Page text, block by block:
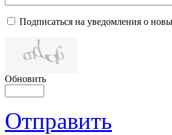
Подписаться на уведомления о
Обновить
Отправить